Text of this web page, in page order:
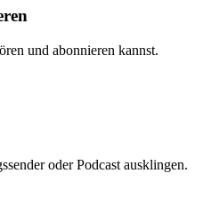
und abonnieren kannst.
oder Podcast ausklingen.